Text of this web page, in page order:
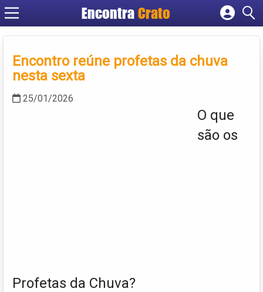
Encontra Crato
Cadastrar empresa
Criar conta
Encontro reúne profetas da chuva
nesta sexta
25/01/2026
O que
são os
Profetas da Chuva?